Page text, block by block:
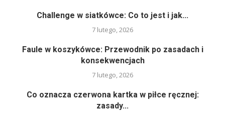
Challenge w siatkówce: Co to jest i jak...
7 lutego, 2026
Faule w koszykówce: Przewodnik po zasadach i
konsekwencjach
7 lutego, 2026
Co oznacza czerwona kartka w piłce ręcznej:
zasady...